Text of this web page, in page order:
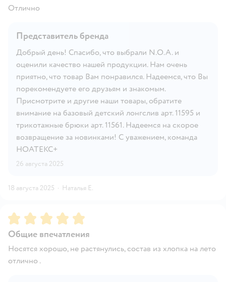
Отлично
Представитель бренда
Добрый день! Спасибо, что выбрали N.O.A. и
оценили качество нашей продукции. Нам очень
приятно, что товар Вам понравился. Надеемся, что Вы
порекомендуете его друзьям и знакомым.
Присмотрите и другие наши товары, обратите
внимание на базовый детский лонгслив арт. 11595 и
трикотажные брюки арт. 11561. Надеемся на скорое
возвращение за новинками! С уважением, команда
НОАТЕКС+
26 августа 2025
18 августа 2025 · Наталья Е.
Рейтинг:5
Общие впечатления
Носятся хорошо, не растянулись, состав из хлопка на лето
отлично .